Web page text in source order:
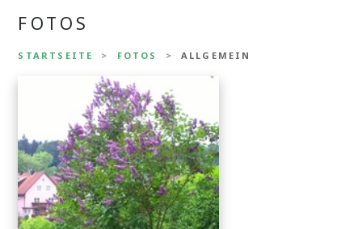
FOTOS
STARTSEITE FOTOS ALLGEMEIN